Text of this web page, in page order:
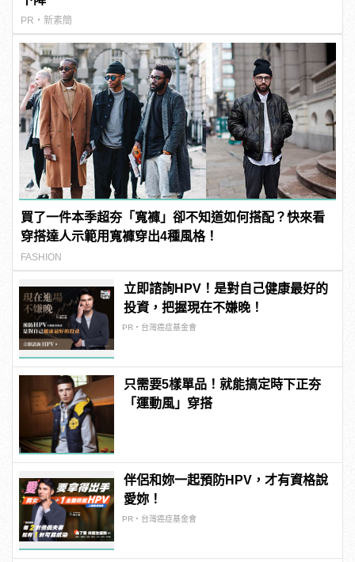
PR・新素簡
買了一件本季超夯「寬褲」卻不知道如何搭配？快來看
穿搭達人示範用寬褲穿出4種風格！
FASHION
立即諮詢HPV！是對自己健康最好的
投資，把握現在不嫌晚！
PR・台灣癌症基金會
只需要5樣單品！就能搞定時下正夯
「運動風」穿搭
伴侶和妳一起預防HPV，才有資格說
愛妳！
PR・台灣癌症基金會